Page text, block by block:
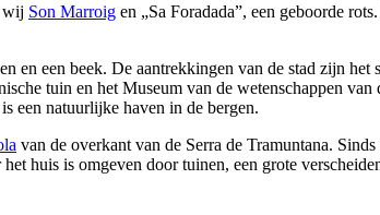
wij Son Marroig en „Sa Foradada”, een geboorde rots.
en een beek. De aantrekkingen van de stad zijn
tuin en het Museum van de wetenschappen
een natuurlijke haven in de bergen.
van de overkant van de Serra de Tramuntana. Sinds
huis is omgeven door tuinen, een grote